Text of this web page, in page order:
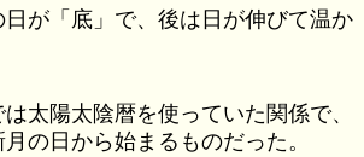
が「底」で、後は日が伸びて温か
太陽太陰暦を使っていた関係で、
の日から始まるものだった。